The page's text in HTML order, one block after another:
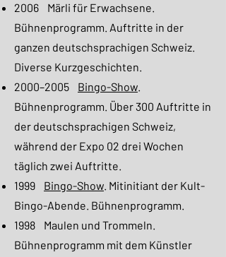
2006 Märli für Erwachsene.
Bühnenprogramm. Auftritte in der
ganzen deutschsprachigen Schweiz.
Diverse Kurzgeschichten.
2000–2005 Bingo-Show.
Bühnenprogramm. Über 300 Auftritte in
der deutschsprachigen Schweiz,
während der Expo 02 drei Wochen
täglich zwei Auftritte.
1999 Bingo-Show. Mitinitiant der Kult-
Bingo-Abende. Bühnenprogramm.
1998 Maulen und Trommeln.
Bühnenprogramm mit dem Künstler